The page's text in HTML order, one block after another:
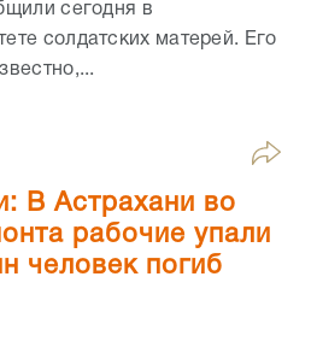
сегодня в
солдатских матерей. Его
В Астрахани во
рабочие упали
человек погиб